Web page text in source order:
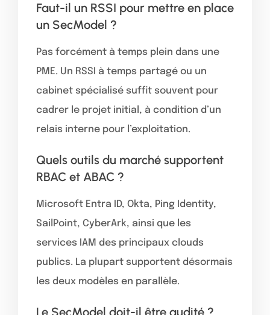
Faut-il un RSSI pour mettre en place
un SecModel ?
Pas forcément à temps plein dans une
PME. Un RSSI à temps partagé ou un
cabinet spécialisé suffit souvent pour
cadrer le projet initial, à condition d’un
relais interne pour l’exploitation.
Quels outils du marché supportent
RBAC et ABAC ?
Microsoft Entra ID, Okta, Ping Identity,
SailPoint, CyberArk, ainsi que les
services IAM des principaux clouds
publics. La plupart supportent désormais
les deux modèles en parallèle.